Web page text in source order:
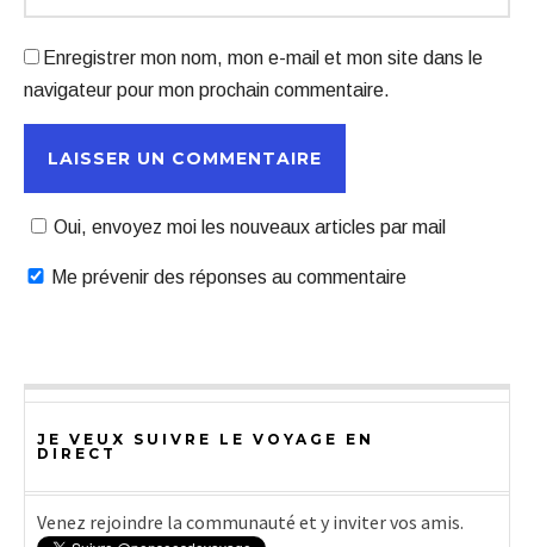
Enregistrer mon nom, mon e-mail et mon site dans le
navigateur pour mon prochain commentaire.
Oui, envoyez moi les nouveaux articles par mail
Me prévenir des réponses au commentaire
JE VEUX SUIVRE LE VOYAGE EN
DIRECT
Venez rejoindre la communauté et y inviter vos amis.